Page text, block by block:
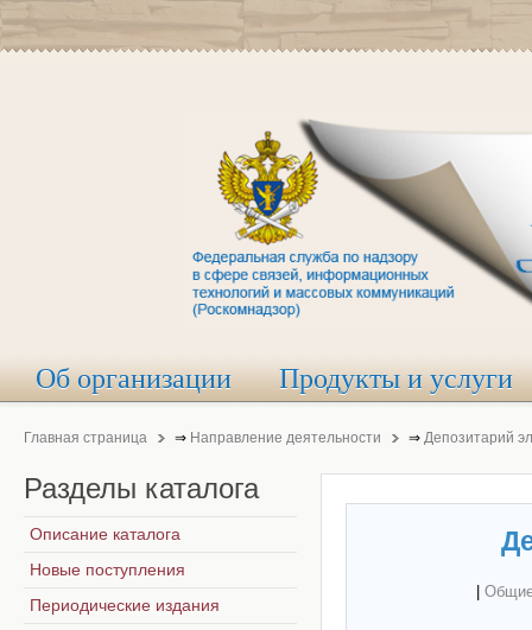
Об организации Продукты и услуги
Главная страница ⇒ Направление деятельности ⇒ Депозитарий
Разделы каталога
Описание каталога
Новые поступления
Периодические издания